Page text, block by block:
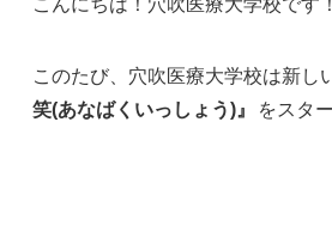
こんにちは！穴吹医療大学校です！
このたび、穴吹医療大学校は新し
笑(あなばくいっしょう)』
をスタ